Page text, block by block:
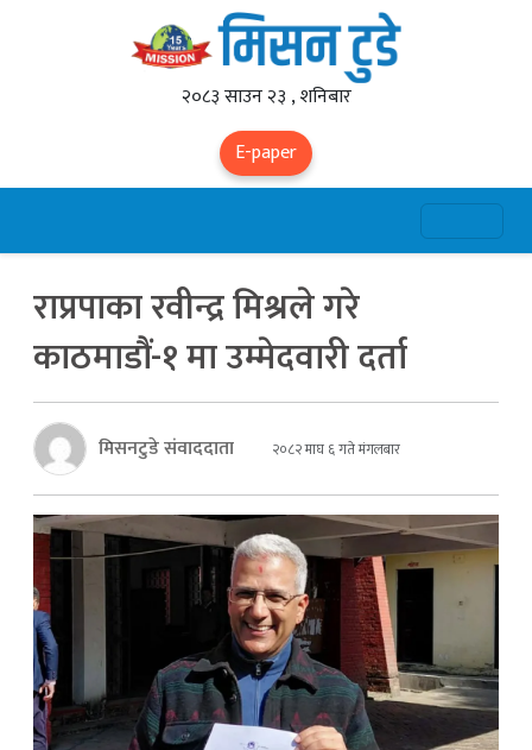
२०८३ साउन २३ , शनिबार
E-paper
राप्रपाका रवीन्द्र मिश्रले गरे
काठमाडौं-१ मा उम्मेदवारी दर्ता
मिसनटुडे संवाददाता २०८२ माघ ६ गते मंगलबार